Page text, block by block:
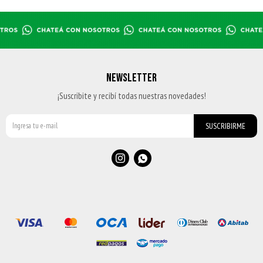
NEWSLETTER
¡Suscribite y recibí todas nuestras novedades!
SUSCRIBIRME
 